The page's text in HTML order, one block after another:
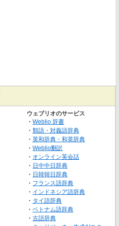
ウェブリオのサービス
・ Weblio 辞書
・ 類語・対義語辞典
・ 英和辞典・和英辞典
・ Weblio翻訳
・ オンライン英会話
・ 日中中日辞典
・ 日韓韓日辞典
・ フランス語辞典
・ インドネシア語辞典
・ タイ語辞典
・ ベトナム語辞典
・ 古語辞典